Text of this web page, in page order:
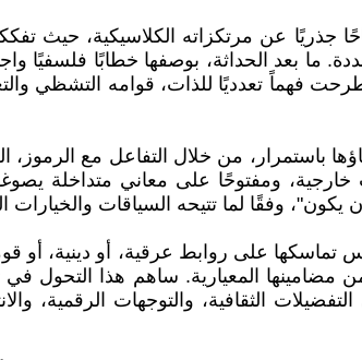
جذريًا عن مرتكزاته الكلاسيكية، حيث
بعد الحداثة، بوصفها خطابًا فلسفيًا
فهماً تعدديًا للذات، قوامه التشظي
باستمرار، من خلال التفاعل مع الرموز،
خارجية، ومفتوحًا على معاني متداخلة
يكون"، وفقًا لما تتيحه السياقات والخيارات
تماسكها على روابط عرقية، أو دينية، أو
مضامينها المعيارية. ساهم هذا التحول
الثقافية، والتوجهات الرقمية،